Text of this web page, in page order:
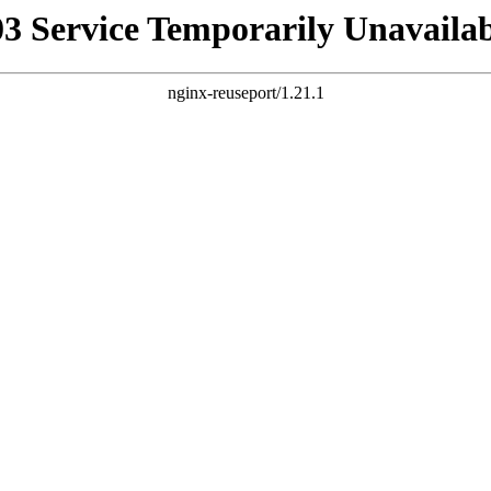
Service Temporarily
nginx-reuseport/1.21.1